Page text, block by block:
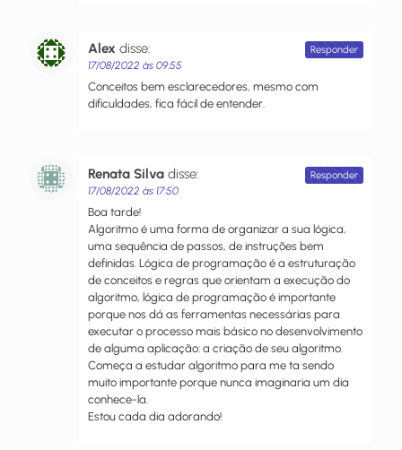
Alex disse:
17/08/2022 às 09:55
Conceitos bem esclarecedores, mesmo com
dificuldades, fica fácil de entender.
Responder
Renata Silva disse:
17/08/2022 às 17:50
Boa tarde!
Algoritmo é uma forma de organizar a sua lógica,
uma sequência de passos, de instruções bem
definidas. Lógica de programação é a estruturação
de conceitos e regras que orientam a execução do
algoritmo, lógica de programação é importante
porque nos dá as ferramentas necessárias para
executar o processo mais básico no desenvolvimento
de alguma aplicação: a criação de seu algoritmo.
Começa a estudar algoritmo para me ta sendo
muito importante porque nunca imaginaria um dia
conhece-la.
Estou cada dia adorando!
Responder